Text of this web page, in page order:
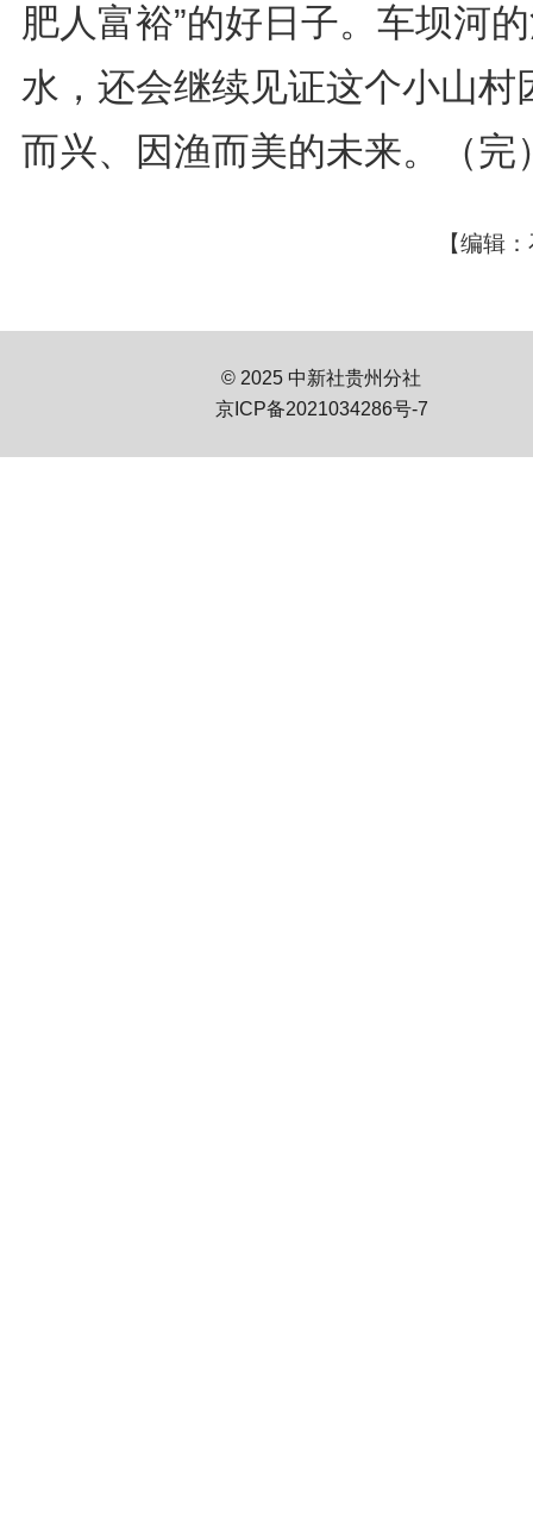
肥人富裕”的好日子。车坝河
水，还会继续见证这个小山村
而兴、因渔而美的未来。（完
【编辑
© 2025 中新社贵州分社
京ICP备2021034286号-7